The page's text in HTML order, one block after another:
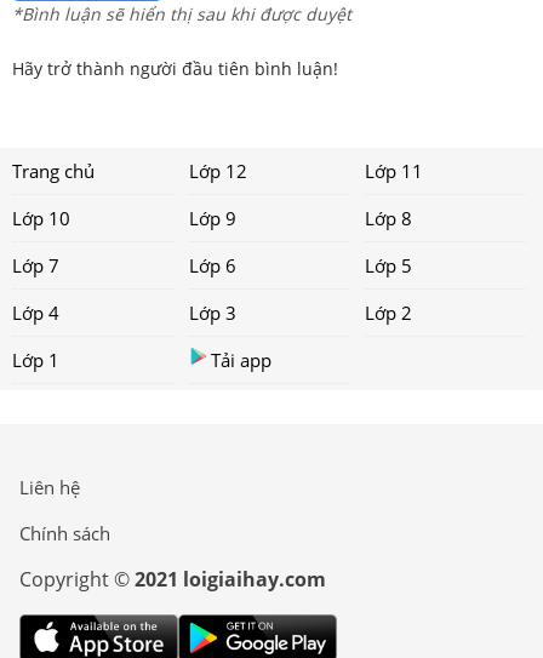
*Bình luận sẽ hiển thị sau khi được duyệt
Hãy trở thành người đầu tiên bình luận!
Trang chủ Lớp 12
Lớp 11
Lớp 10
Lớp 9
Lớp 8
Lớp 7
Lớp 6
Lớp 5
Lớp 4
Lớp 3
Lớp 2
Lớp 1
Tải app
Liên hệ
Chính sách
Copyright ©2021 loigiaihay.com